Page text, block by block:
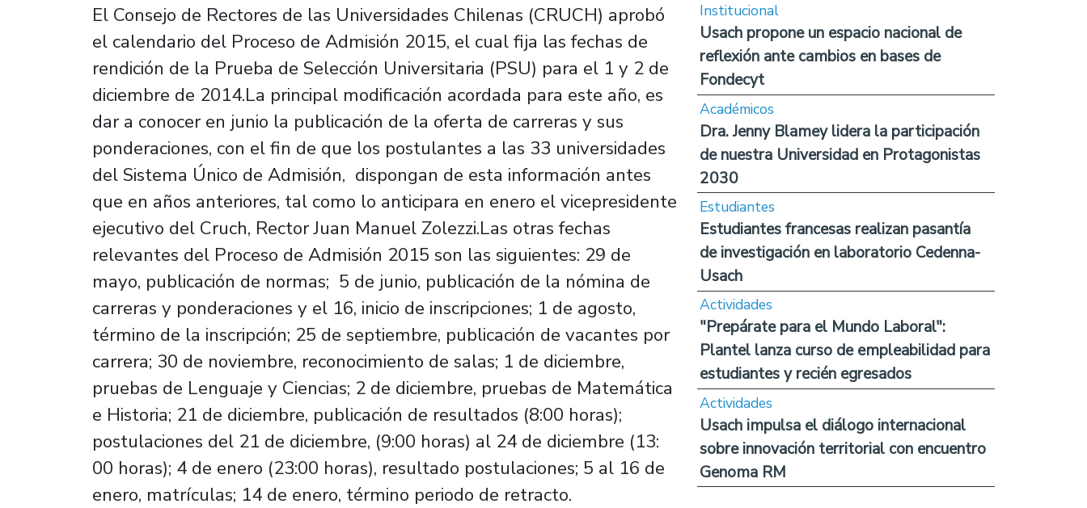
El Consejo de Rectores de las Universidades Chilenas (CRUCH) aprobó
el calendario del Proceso de Admisión 2015, el cual fija las fechas de
rendición de la Prueba de Selección Universitaria (PSU) para el 1 y 2 de
diciembre de 2014.La principal modificación acordada para este año, es
dar a conocer en junio la publicación de la oferta de carreras y sus
ponderaciones, con el fin de que los postulantes a las 33 universidades
del Sistema Único de Admisión, dispongan de esta información antes
que en años anteriores, tal como lo anticipara en enero el vicepresidente
ejecutivo del Cruch, Rector Juan Manuel Zolezzi.Las otras fechas
relevantes del Proceso de Admisión 2015 son las siguientes: 29 de
mayo, publicación de normas; 5 de junio, publicación de la nómina de
carreras y ponderaciones y el 16, inicio de inscripciones; 1 de agosto,
término de la inscripción; 25 de septiembre, publicación de vacantes por
carrera; 30 de noviembre, reconocimiento de salas; 1 de diciembre,
pruebas de Lenguaje y Ciencias; 2 de diciembre, pruebas de Matemática
e Historia; 21 de diciembre, publicación de resultados (8:00 horas);
postulaciones del 21 de diciembre, (9:00 horas) al 24 de diciembre (13:
00 horas); 4 de enero (23:00 horas), resultado postulaciones; 5 al 16 de
enero, matrículas; 14 de enero, término periodo de retracto.
Institucional
Usach propone un espacio nacional de
reflexión ante cambios en bases de
Fondecyt
Académicos
Dra. Jenny Blamey lidera la participación
de nuestra Universidad en Protagonistas
2030
Estudiantes
Estudiantes francesas realizan pasantía
de investigación en laboratorio Cedenna-
Usach
Actividades
"Prepárate para el Mundo Laboral":
Plantel lanza curso de empleabilidad para
estudiantes y recién egresados
Actividades
Usach impulsa el diálogo internacional
sobre innovación territorial con encuentro
Genoma RM